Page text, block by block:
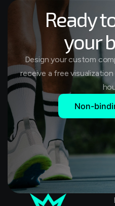
Ready
your
Design your custom
receive a free
Non-